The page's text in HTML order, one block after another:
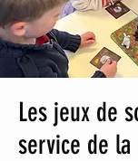
Les jeux de
service de